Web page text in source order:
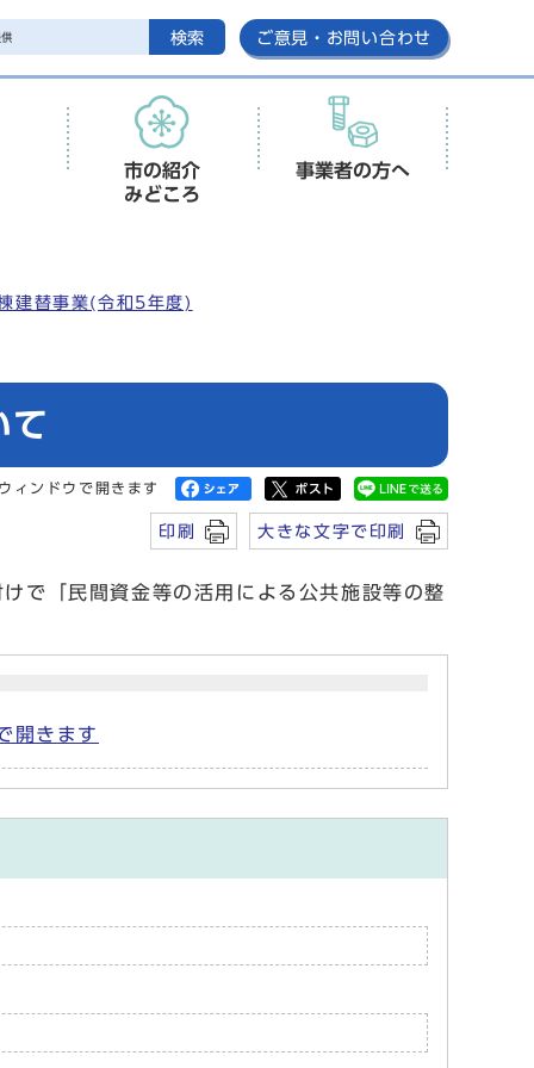
検索 ご意見・お問い合わせ
市の紹介
みどころ
事業者の方へ
建替事業(令和5年度)
て
ィンドウで開きます
印刷 大きな文字で印刷
「民間資金等の活用による公共施設等の整
開きます